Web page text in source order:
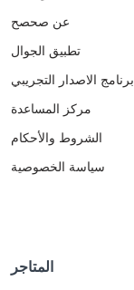
عن صحصح
تطبيق الجوال
برنامج الاصدار التجريبي
مركز المساعدة
الشروط والأحكام
سياسة الخصوصية
المتاجر